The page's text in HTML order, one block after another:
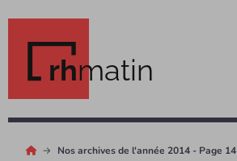
rhmatin
Nos archives de l'année 2014 - Page 14